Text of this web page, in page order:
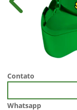
Anterior
Contato
Whatsapp